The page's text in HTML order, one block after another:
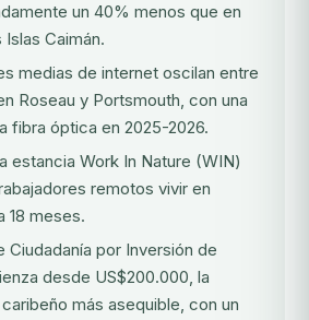
un 40% menos que en
Caimán.
medias de internet oscilan entre
Roseau y Portsmouth, con una
fibra óptica en 2025-2026.
estancia Work In Nature (WIN)
remotos vivir en
18 meses.
Ciudadanía por Inversión de
desde US$200.000, la
más asequible, con un